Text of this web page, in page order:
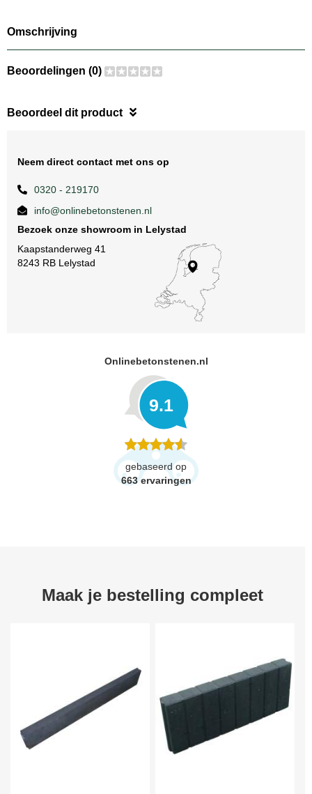
Omschrijving
Beoordelingen (0)
Beoordeel dit product
Neem direct contact met ons op
0320 - 219170
info@onlinebetonstenen.nl
Bezoek onze showroom in Lelystad
Kaapstanderweg 41
8243 RB Lelystad
Onlinebetonstenen.nl
9.1
gebaseerd op
663 ervaringen
Maak je bestelling compleet